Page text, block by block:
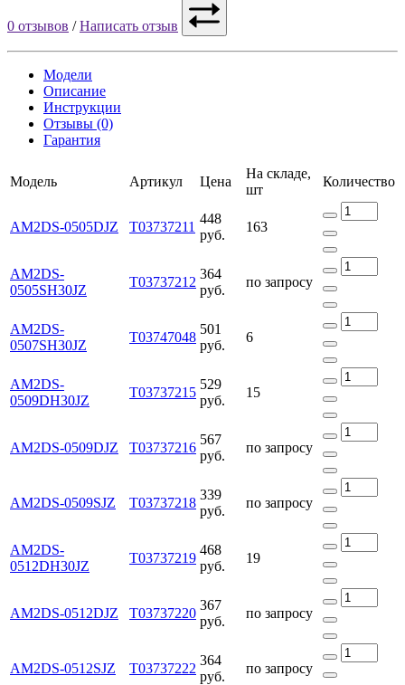
0 отзывов /Написать отзыв
Модели
Описание
Инструкции
Отзывы (0)
Гарантия
Модель Артикул Цена
На складе,
шт
Количество
AM2DS-0505DJZ Т03737211
448
руб.
163
AM2DS-
0505SH30JZ
Т03737212
364
руб.
по запросу
AM2DS-
0507SH30JZ
Т03747048
501
руб.
6
AM2DS-
0509DH30JZ
Т03737215
529
руб.
15
AM2DS-0509DJZ Т03737216
567
руб.
по запросу
AM2DS-0509SJZ Т03737218
339
руб.
по запросу
AM2DS-
0512DH30JZ
Т03737219
468
руб.
19
AM2DS-0512DJZ Т03737220
367
руб.
по запросу
AM2DS-0512SJZ Т03737222
364
руб.
по запросу